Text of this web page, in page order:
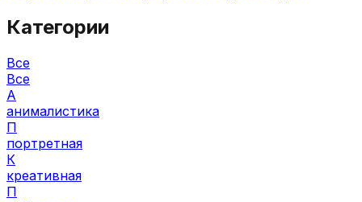
Категории
Все
Все
А
анималистика
П
портретная
К
креативная
П